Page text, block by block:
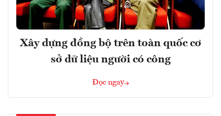
Xây dựng đồng bộ trên toàn quốc cơ
sở dữ liệu người có công
Đọc ngay